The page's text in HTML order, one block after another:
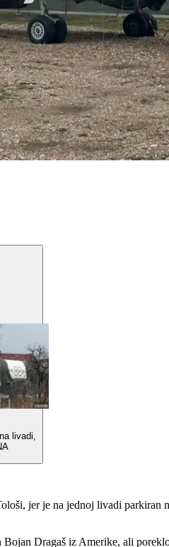
livadi,
jer je na jednoj livadi
Dragaš iz Amerike, ali